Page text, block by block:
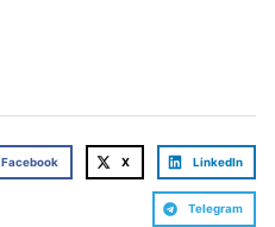
Facebook X LinkedIn
Telegram